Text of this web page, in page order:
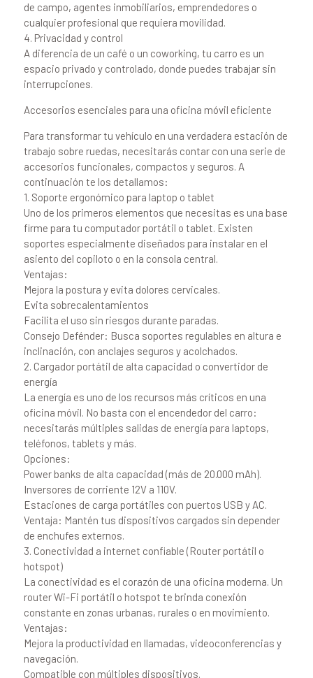
de campo, agentes inmobiliarios, emprendedores o
cualquier profesional que requiera movilidad.
4. Privacidad y control
A diferencia de un café o un coworking, tu carro es un
espacio privado y controlado, donde puedes trabajar sin
interrupciones.
Accesorios esenciales para una oficina móvil eficiente
Para transformar tu vehículo en una verdadera estación de
trabajo sobre ruedas, necesitarás contar con una serie de
accesorios funcionales, compactos y seguros. A
continuación te los detallamos:
1. Soporte ergonómico para laptop o tablet
Uno de los primeros elementos que necesitas es una base
firme para tu computador portátil o tablet. Existen
soportes especialmente diseñados para instalar en el
asiento del copiloto o en la consola central.
Ventajas:
Mejora la postura y evita dolores cervicales.
Evita sobrecalentamientos
Facilita el uso sin riesgos durante paradas.
Consejo Defénder: Busca soportes regulables en altura e
inclinación, con anclajes seguros y acolchados.
2. Cargador portátil de alta capacidad o convertidor de
energía
La energía es uno de los recursos más críticos en una
oficina móvil. No basta con el encendedor del carro:
necesitarás múltiples salidas de energía para laptops,
teléfonos, tablets y más.
Opciones:
Power banks de alta capacidad (más de 20.000 mAh).
Inversores de corriente 12V a 110V.
Estaciones de carga portátiles con puertos USB y AC.
Ventaja: Mantén tus dispositivos cargados sin depender
de enchufes externos.
3. Conectividad a internet confiable (Router portátil o
hotspot)
La conectividad es el corazón de una oficina moderna. Un
router Wi-Fi portátil o hotspot te brinda conexión
constante en zonas urbanas, rurales o en movimiento.
Ventajas:
Mejora la productividad en llamadas, videoconferencias y
navegación.
Compatible con múltiples dispositivos.